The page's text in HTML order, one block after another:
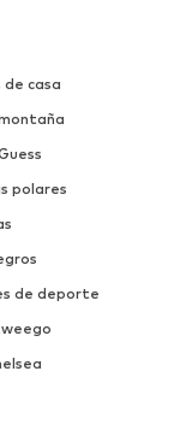
casa
polares
de deporte